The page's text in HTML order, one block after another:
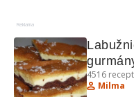
Reklama
4516
Milma